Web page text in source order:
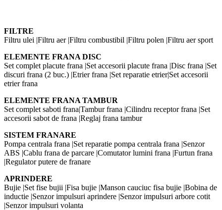
FILTRE
Filtru ulei |Filtru aer |Filtru combustibil |Filtru polen |Filtru aer sport
ELEMENTE FRANA DISC
Set complet placute frana |Set accesorii placute frana |Disc frana |Set
discuri frana (2 buc.) |Etrier frana |Set reparatie etrier|Set accesorii
etrier frana
ELEMENTE FRANA TAMBUR
Set complet saboti frana|Tambur frana |Cilindru receptor frana |Set
accesorii sabot de frana |Reglaj frana tambur
SISTEM FRANARE
Pompa centrala frana |Set reparatie pompa centrala frana |Senzor
ABS |Cablu frana de parcare |Comutator lumini frana |Furtun frana
|Regulator putere de franare
APRINDERE
Bujie |Set fise bujii |Fisa bujie |Manson cauciuc fisa bujie |Bobina de
inductie |Senzor impulsuri aprindere |Senzor impulsuri arbore cotit
|Senzor impulsuri volanta